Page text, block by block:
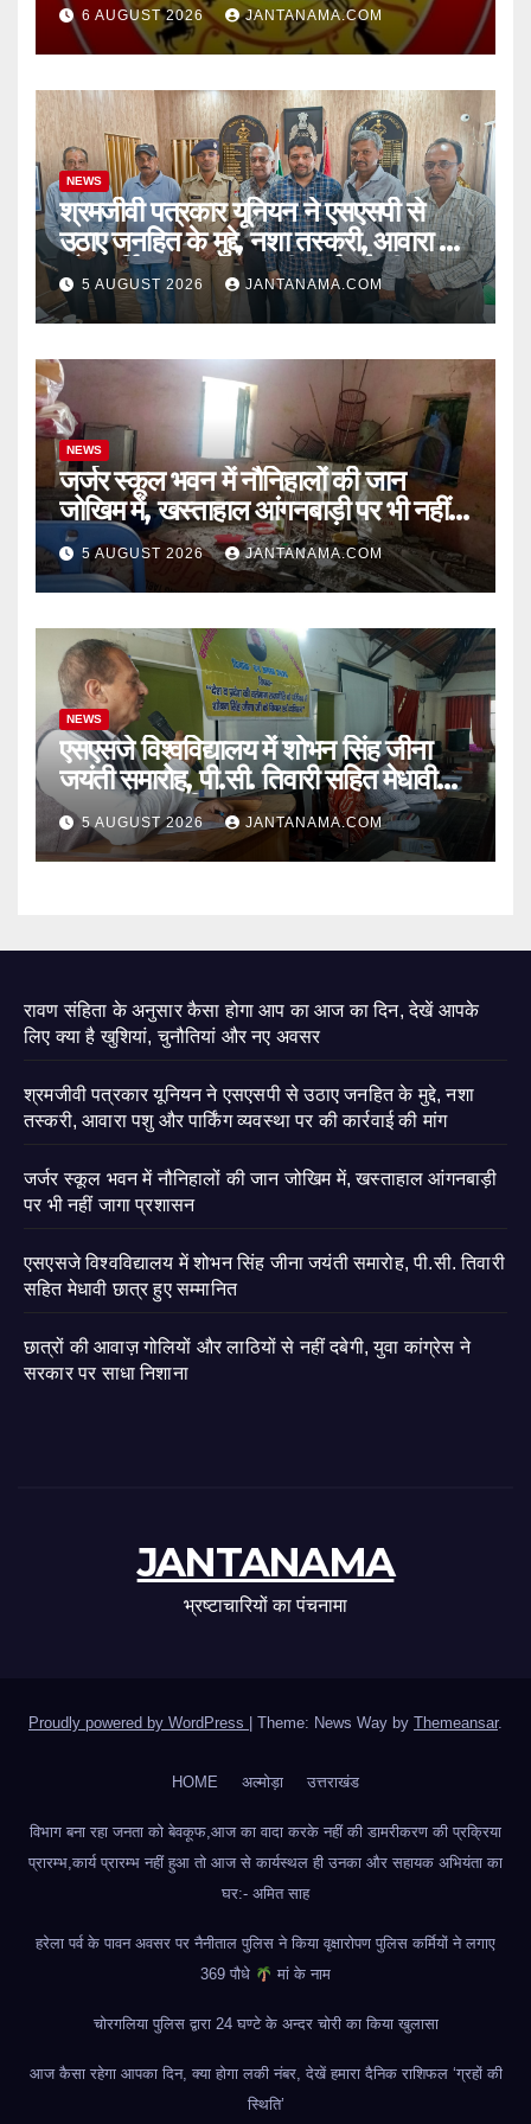
6 AUGUST 2026 JANTANAMA.COM
NEWS
श्रमजीवी पत्रकार यूनियन ने एसएसपी से
उठाए जनहित के मुद्दे, नशा तस्करी, आवारा पशु
और पार्किंग व्यवस्था पर की कार्रवाई की मांग
5 AUGUST 2026 JANTANAMA.COM
NEWS
जर्जर स्कूल भवन में नौनिहालों की जान
जोखिम में, खस्ताहाल आंगनबाड़ी पर भी नहीं
जागा प्रशासन
5 AUGUST 2026 JANTANAMA.COM
NEWS
एसएसजे विश्वविद्यालय में शोभन सिंह जीना
जयंती समारोह, पी.सी. तिवारी सहित मेधावी
छात्र हुए सम्मानित
5 AUGUST 2026 JANTANAMA.COM
रावण संहिता के अनुसार कैसा होगा आप का आज का दिन, देखें आपके
लिए क्या है खुशियां, चुनौतियां और नए अवसर
श्रमजीवी पत्रकार यूनियन ने एसएसपी से उठाए जनहित के मुद्दे, नशा
तस्करी, आवारा पशु और पार्किंग व्यवस्था पर की कार्रवाई की मांग
जर्जर स्कूल भवन में नौनिहालों की जान जोखिम में, खस्ताहाल आंगनबाड़ी
पर भी नहीं जागा प्रशासन
एसएसजे विश्वविद्यालय में शोभन सिंह जीना जयंती समारोह, पी.सी. तिवारी
सहित मेधावी छात्र हुए सम्मानित
छात्रों की आवाज़ गोलियों और लाठियों से नहीं दबेगी, युवा कांग्रेस ने
सरकार पर साधा निशाना
JANTANAMA
भ्रष्टाचारियों का पंचनामा
Proudly powered by WordPress Theme: News Way by Themeansar.
HOME अल्मोड़ा उत्तराखंड
विभाग बना रहा जनता को बेवकूफ,आज का वादा करके नहीं की डामरीकरण की प्रक्रिया
प्रारम्भ,कार्य प्रारम्भ नहीं हुआ तो आज से कार्यस्थल ही उनका और सहायक अभियंता का
घर:- अमित साह
हरेला पर्व के पावन अवसर पर नैनीताल पुलिस ने किया वृक्षारोपण पुलिस कर्मियों ने लगाए
369 पौधे
मां के नाम
चोरगलिया पुलिस द्वारा 24 घण्टे के अन्दर चोरी का किया खुलासा
आज कैसा रहेगा आपका दिन, क्या होगा लकी नंबर, देखें हमारा दैनिक राशिफल ‘ग्रहों की
स्थिति’